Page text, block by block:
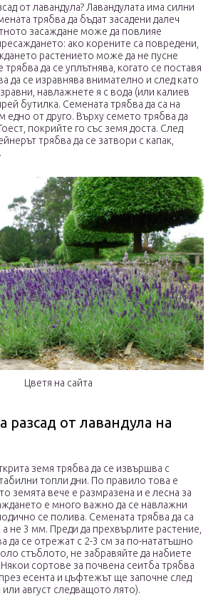
от лавандула? Лавандулата има силни
трябва да бъдат засадени далеч
засаждане може да повлияе
ако корените са повредени,
растението може да не пусне
да се уплътнява, когато се поставя
да се изравнява внимателно и след като
навлажнете я с вода (или калиев
бутилка. Семената трябва да са на
едно от друго. Върху семето трябва да
покрийте го със земя доста. След
трябва да се затвори с капак,
Цветя на сайта
разсад от лавандула на
земя трябва да се извършва с
топли дни. По правило това е
земята вече е размразена и е лесна за
е много важно да се навлажни
се полива. Семената трябва да са
не 3 мм. Преди да прехвърлите растение,
да се отрежат с 2-3 см за по-нататъшно
стъблото, не забравяйте да набиете
сортове за почвена сеитба трябва
есента и цъфтежът ще започне след
август следващото лято).